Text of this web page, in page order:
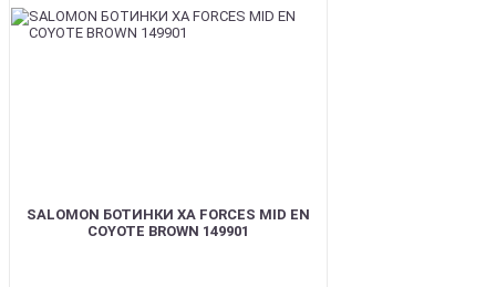
SALOMON БОТИНКИ XA FORCES MID EN
COYOTE BROWN 149901